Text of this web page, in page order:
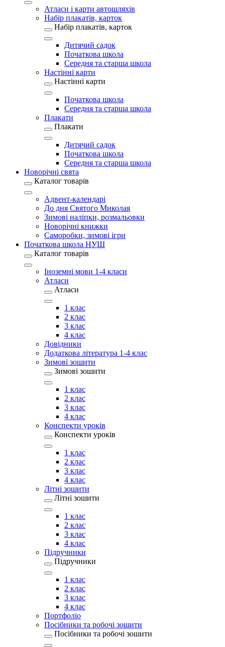
Атласи і карти автошляхів
Набір плакатів, карток
Набір плакатів, карток
Дитячий садок
Початкова школа
Середня та старша школа
Настінні карти
Настінні карти
Початкова школа
Середня та старша школа
Плакати
Плакати
Дитячий садок
Початкова школа
Середня та старша школа
Новорічні свята
Каталог товарів
Адвент-календарі
До дня Святого Миколая
Зимові наліпки, розмальовки
Новорічні книжки
Саморобки, зимові ігри
Початкова школа НУШ
Каталог товарів
Іноземні мови 1-4 класи
Атласи
Атласи
1 клас
2 клас
3 клас
4 клас
Довідники
Додаткова література 1-4 клас
Зимові зошити
Зимові зошити
1 клас
2 клас
3 клас
4 клас
Конспекти уроків
Конспекти уроків
1 клас
2 клас
3 клас
4 клас
Літні зошити
Літні зошити
1 клас
2 клас
3 клас
4 клас
Підручники
Підручники
1 клас
2 клас
3 клас
4 клас
Портфоліо
Посібники та робочі зошити
Посібники та робочі зошити